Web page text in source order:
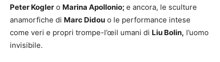
Peter Kogler o Marina Apollonio; e ancora, le sculture
anamorfiche di Marc Didou o le performance intese
come veri e propri trompe-l’œil umani di Liu Bolin, l’uomo
invisibile.